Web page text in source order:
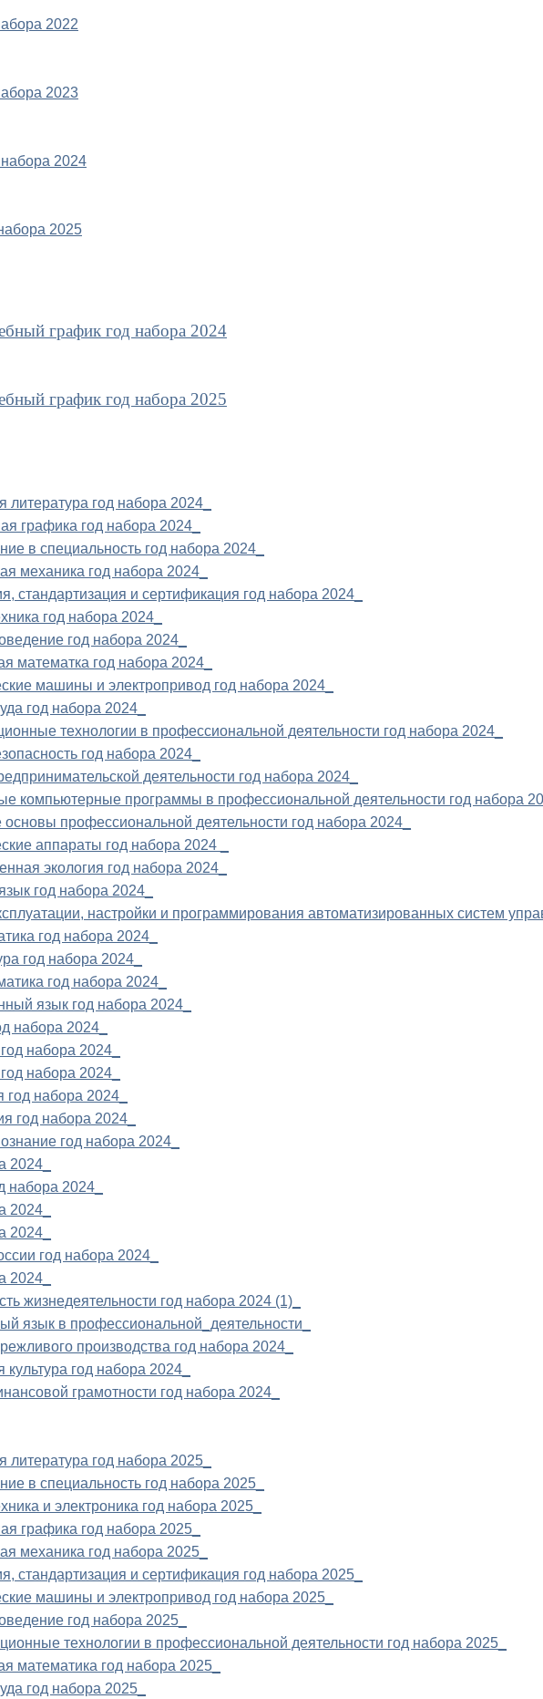
2022
2023
2024
2025
график год набора 2024
график год набора 2025
год набора 2024_
графика год набора 2024_
в специальность год набора 2024_
механика год набора 2024_
и сертификация год набора 2024_
год набора 2024_
год набора 2024_
год набора 2024_
машины и электропривод год набора 2024_
год набора 2024_
технологии в профессиональной деятельности год набора 2024_
год набора 2024_
деятельности год набора 2024_
компьютерные программы в профессиональной деятельности год набора
профессиональной деятельности год набора 2024_
аппараты год набора 2024 _
экология год набора 2024_
год набора 2024_
настройки и программирования автоматизированных систем
год набора 2024_
год набора 2024_
год набора 2024_
язык год набора 2024_
2024_
набора 2024_
набора 2024_
набора 2024_
год набора 2024_
год набора 2024_
2024_
год набора 2024_
жизнедеятельности год набора 2024 (1)_
язык в профессиональной_деятельности_
производства год набора 2024_
год набора 2024_
грамотности год набора 2024_
год набора 2025_
в специальность год набора 2025_
и электроника год набора 2025_
графика год набора 2025_
механика год набора 2025_
и сертификация год набора 2025_
машины и электропривод год набора 2025_
год набора 2025_
технологии в профессиональной деятельности год набора 2025_
год набора 2025_
год набора 2025_